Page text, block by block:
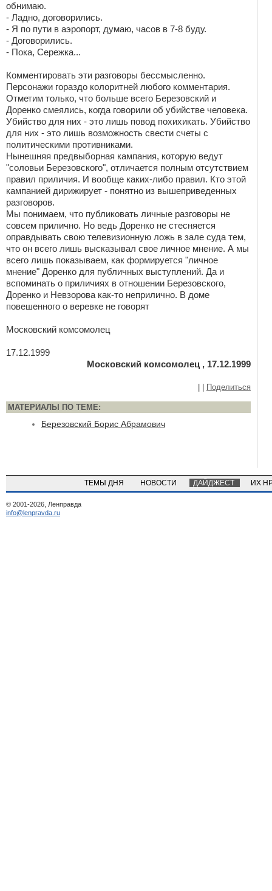
обнимаю.
- Ладно, договорились.
- Я по пути в аэропорт, думаю, часов в 7-8 буду.
- Договорились.
- Пока, Сережка...
Комментировать эти разговоры бессмысленно.
Персонажи гораздо колоритней любого комментария.
Отметим только, что больше всего Березовский и
Доренко смеялись, когда говорили об убийстве человека.
Убийство для них - это лишь повод похихикать. Убийство
для них - это лишь возможность свести счеты с
политическими противниками.
Нынешняя предвыборная кампания, которую ведут
"соловьи Березовского", отличается полным отсутствием
правил приличия. И вообще каких-либо правил. Кто этой
кампанией дирижирует - понятно из вышеприведенных
разговоров.
Мы понимаем, что публиковать личные разговоры не
совсем прилично. Но ведь Доренко не стесняется
оправдывать свою телевизионную ложь в зале суда тем,
что он всего лишь высказывал свое личное мнение. А мы
всего лишь показываем, как формируется "личное
мнение" Доренко для публичных выступлений. Да и
вспоминать о приличиях в отношении Березовского,
Доренко и Невзорова как-то неприлично. В доме
повешенного о веревке не говорят
Московский комсомолец
17.12.1999
Московский комсомолец , 17.12.1999
Поделиться
МАТЕРИАЛЫ ПО ТЕМЕ:
Березовский Борис Абрамович
ТЕМЫ ДНЯ НОВОСТИ ДАЙДЖЕСТ ИХ
© 2001-2026, Ленправда
info@lenpravda.ru